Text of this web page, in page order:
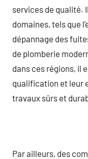
services de qualité.
domaines, tels que
dépannage des
de plomberie
dans ces régions, il
qualification et leur
travaux sûrs et
Par ailleurs, des